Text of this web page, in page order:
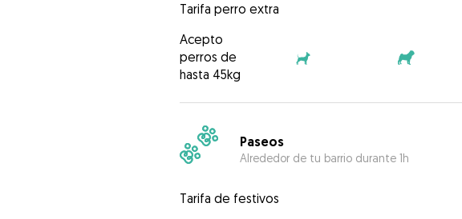
Tarifa perro extra
Acepto
perros de
hasta 45kg
Paseos
Alrededor de tu barrio durante 1h
Tarifa de festivos